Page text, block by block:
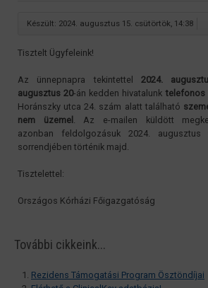
Készült: 2024. augusztus 15. csütörtök, 14:38
Tisztelt Ügyfeleink!
Az ünnepnapra tekintettel 2024.
augusztus 20-án kedden hivatalunk telefonos
Horánszky utca 24. szám alatt található
nem üzemel . Az e-mailen küldött
azonban feldolgozásuk 2024. augusztus
sorrendjében történik majd.
Tisztelettel:
Országos Kórházi Főigazgatóság
További cikkeink...
Rezidens Támogatási Program Ösztöndíjai